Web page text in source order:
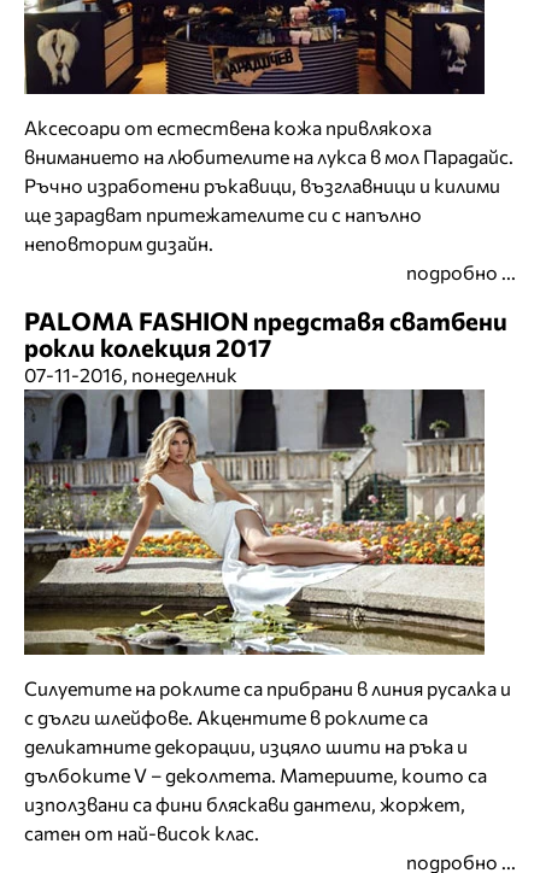
Аксесоари от естествена кожа привлякоха
вниманието на любителите на лукса в мол Парадайс.
Ръчно изработени ръкавици, възглавници и килими
ще зарадват притежателите си с напълно
неповторим дизайн.
подробно ...
PALOMA FASHION представя сватбени
рокли колекция 2017
07-11-2016, понеделник
Силуетите на роклите са прибрани в линия русалка и
с дълги шлейфове. Акцентите в роклите са
деликатните декорации, изцяло шити на ръка и
дълбоките V – деколтета. Материите, които са
използвани са фини бляскави дантели, жоржет,
сатен от най-висок клас.
подробно ...